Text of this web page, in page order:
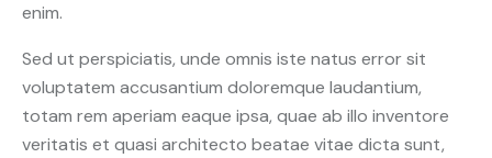
enim.
Sed ut perspiciatis, unde omnis iste natus error sit
voluptatem accusantium doloremque laudantium,
totam rem aperiam eaque ipsa, quae ab illo inventore
veritatis et quasi architecto beatae vitae dicta sunt,